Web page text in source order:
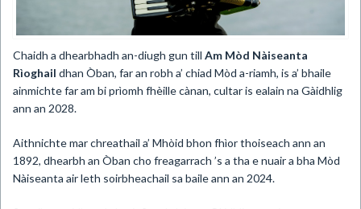
​Chaidh a dhearbhadh an-diugh gun till Am Mòd Nàiseanta
Rìoghail dhan Òban, far an robh a’ chiad Mòd a-riamh, is a’ bhaile
ainmichte far am bi prìomh fhèille cànan, cultar is ealain na Gàidhlig
ann an 2028.
Aithnichte mar chreathail a’ Mhòid bhon fhìor thoiseach ann an
1892, dhearbh an Òban cho freagarrach ’s a tha e nuair a bha Mòd
Nàiseanta air leth soirbheachail sa baile ann an 2024.